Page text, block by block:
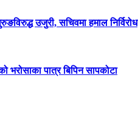
उजुरी, सचिवमा हमाल निर्विरोध
पात्र बिपिन सापकोटा